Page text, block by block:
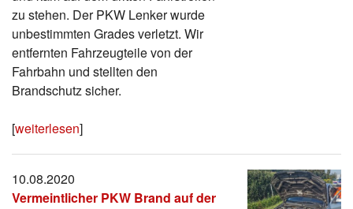
zu stehen. Der PKW Lenker wurde
unbestimmten Grades verletzt. Wir
entfernten Fahrzeugteile von der
Fahrbahn und stellten den
Brandschutz sicher.
[weiterlesen]
10.08.2020
Vermeintlicher PKW Brand auf der